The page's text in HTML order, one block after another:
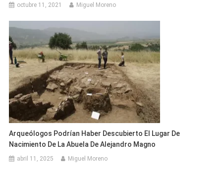
octubre 11, 2021 Miguel Moreno
Arqueólogos Podrían Haber Descubierto El Lugar De
Nacimiento De La Abuela De Alejandro Magno
abril 11, 2025 Miguel Moreno